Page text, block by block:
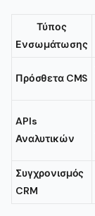
Τύπος
Ενσωμάτωσης
Πρόσθετα CMS
APIs
Αναλυτικών
Συγχρονισμός
CRM